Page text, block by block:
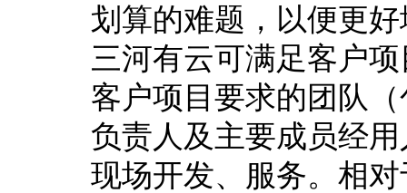
划算的难题，以便更
三河有云可满足客户
客户项目要求的团队
负责人及主要成员经
现场开发、服务。相